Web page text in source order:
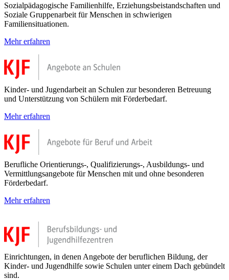
Sozialpädagogische Familienhilfe, Erziehungsbeistandschaften und
Soziale Gruppenarbeit für Menschen in schwierigen
Familiensituationen.
Mehr erfahren
Kinder- und Jugendarbeit an Schulen zur besonderen Betreuung
und Unterstützung von Schülern mit Förderbedarf.
Mehr erfahren
Berufliche Orientierungs-, Qualifizierungs-, Ausbildungs- und
Vermittlungsangebote für Menschen mit und ohne besonderen
Förderbedarf.
Mehr erfahren
Einrichtungen, in denen Angebote der beruflichen Bildung, der
Kinder- und Jugendhilfe sowie Schulen unter einem Dach gebündelt
sind.